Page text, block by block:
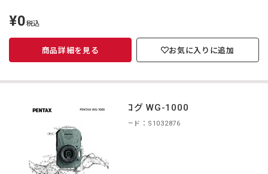
定
価
¥0税込
商品詳細を見る お気に入りに追加
カタログ WG-1000
商品コード：S1032876